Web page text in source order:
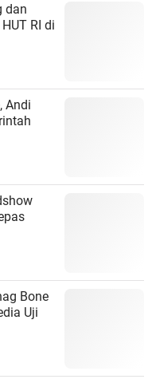
dan
RI di
Andi
Bone
Uji